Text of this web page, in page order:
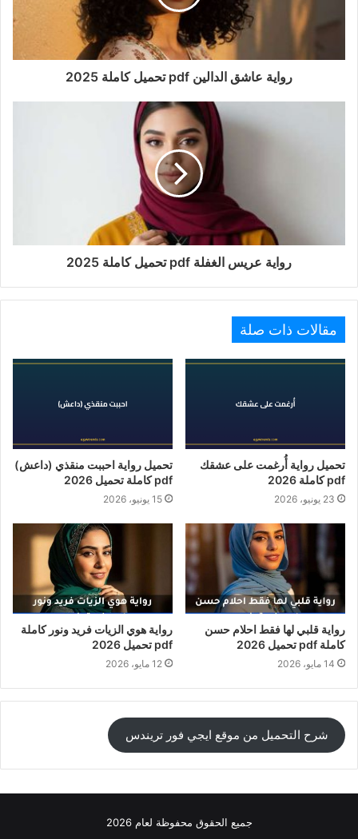
رواية عاشق الدالين pdf تحميل كاملة 2025
رواية عريس الغفلة pdf تحميل كاملة 2025
مقالات ذات صلة
تحميل رواية أُرغمت على عشقك
pdf كاملة 2026
23 يونيو، 2026
تحميل رواية احببت منقذي (داعش)
pdf كاملة تحميل 2026
15 يونيو، 2026
رواية قلبي لها فقط احلام حسن
كاملة pdf تحميل 2026
14 مايو، 2026
رواية هوي الزيات فريد ونور كاملة
pdf تحميل 2026
12 مايو، 2026
شرح التحميل من موقع ايجي فور تريندس
جميع الحقوق محفوظة لعام 2026